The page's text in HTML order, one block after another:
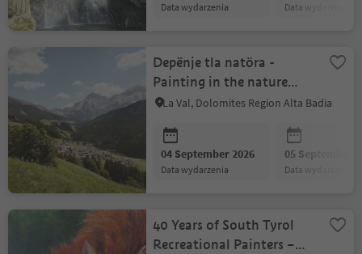
data wydarzenia data wydarzenia
Depënje tla natöra -
Painting in the nature
with Silvia Nava
La Val, Dolomites Region Alta Badia
04 September 2026
data wydarzenia
05 September
data wydarzenia
40 Years of South Tyrol
Recreational Painters –